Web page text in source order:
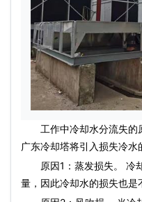
工作中冷却水分流失的
广东冷却塔将引入损失冷水
原因1：蒸发损失。 冷
量，因此冷却水的损失也是